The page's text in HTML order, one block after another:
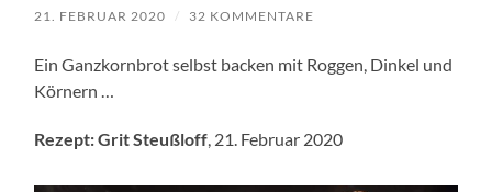
21. FEBRUAR 2020 / 32 KOMMENTARE
Ein Ganzkornbrot selbst backen mit Roggen, Dinkel und
Körnern …
Rezept: Grit Steußloff, 21. Februar 2020